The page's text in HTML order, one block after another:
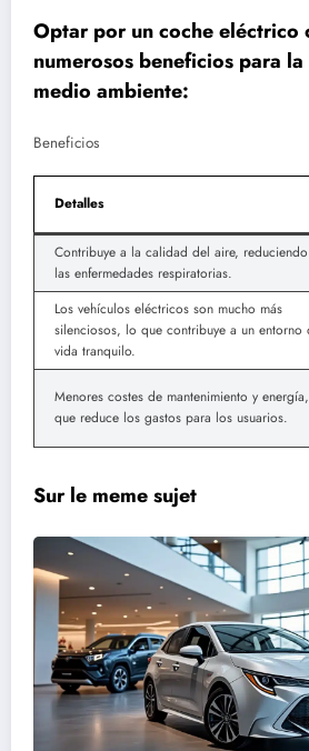
Optar por un coche eléctrico
numerosos beneficios para
medio ambiente:
Beneficios
Detalles
Contribuye a la calidad del aire, reduciendo
las enfermedades respiratorias.
Los vehículos eléctricos son mucho más
silenciosos, lo que contribuye a un entorno
vida tranquilo.
Menores costes de mantenimiento y
que reduce los gastos para los usuarios.
Sur le meme sujet